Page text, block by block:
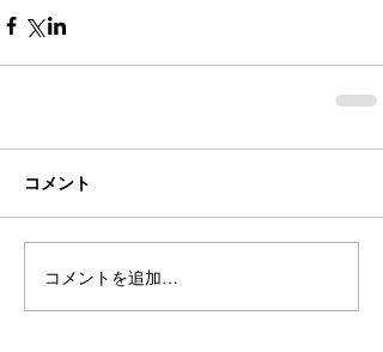
コメント
コメントを追加…